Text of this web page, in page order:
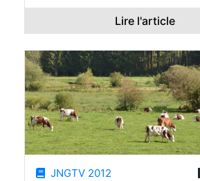
Lire l'article
JNGTV 2012